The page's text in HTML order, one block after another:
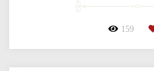
159